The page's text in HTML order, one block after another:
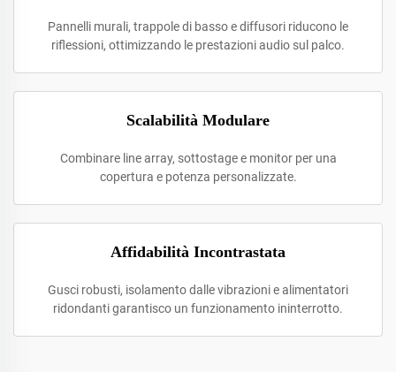
Pannelli murali, trappole di basso e diffusori riducono le
riflessioni, ottimizzando le prestazioni audio sul palco.
Scalabilità Modulare
Combinare line array, sottostage e monitor per una
copertura e potenza personalizzate.
Affidabilità Incontrastata
Gusci robusti, isolamento dalle vibrazioni e alimentatori
ridondanti garantisco un funzionamento ininterrotto.